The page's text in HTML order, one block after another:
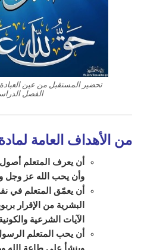
تحضير المستقبل من عين العبادة
الفصل الدراسي
من الأهداف العامة
أن يعرف المتعلم أصول
وأن يحب الله عز وجل
أن يعمّق المتعلم في
البشرية من الإقرار
الآيات الشرعية
أن يحب المتعلم